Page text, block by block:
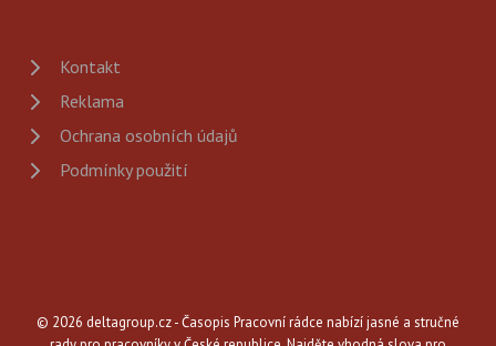
Kontakt
Reklama
Ochrana osobních údajů
Podmínky použití
© 2026 deltagroup.cz - Časopis Pracovní rádce nabízí jasné a stručné